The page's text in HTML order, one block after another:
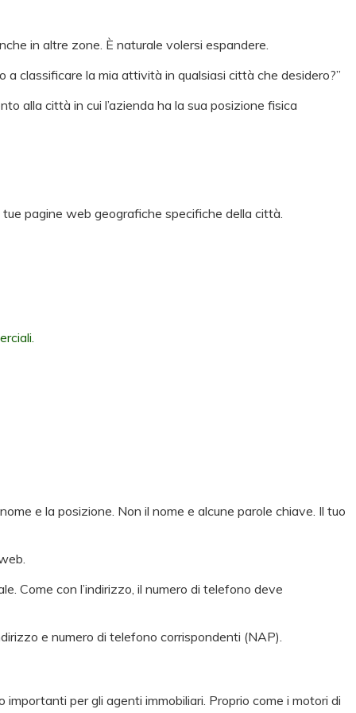
in altre zone. È naturale volersi espandere.
classificare la mia attività in qualsiasi città che desidero?”
alla città in cui l’azienda ha la sua posizione fisica
pagine web geografiche specifiche della città.
e la posizione. Non il nome e alcune parole chiave. Il tuo
Come con l’indirizzo, il numero di telefono deve
e numero di telefono corrispondenti (NAP).
importanti per gli agenti immobiliari. Proprio come i motori di